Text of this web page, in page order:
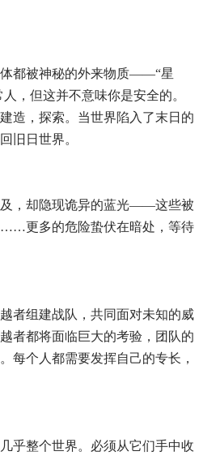
都被神秘的外来物质——“星
，但这并不意味你是安全的。
造，探索。当世界陷入了末日的
旧日世界。
及，却隐现诡异的蓝光——这些被
……更多的危险蛰伏在暗处，等待
者组建战队，共同面对未知的威
者都将面临巨大的考验，团队的
每个人都需要发挥自己的专长，
乎整个世界。必须从它们手中收